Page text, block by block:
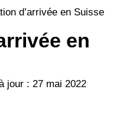
d’arrivée en Suisse
en
jour : 27 mai 2022